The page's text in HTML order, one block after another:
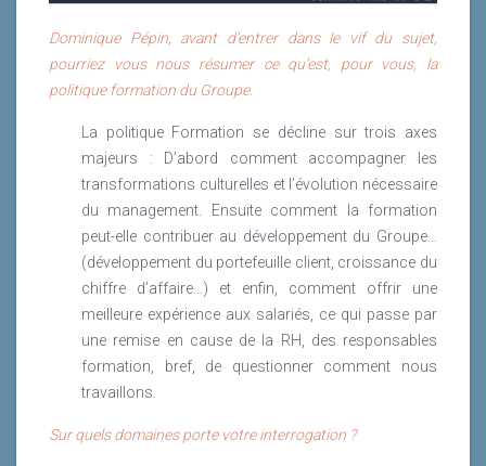
Le formateur est mort vive l’animateur
d’apprentissage !
Le formateur est mort vive l’animateur
d’apprentissage !
Les méthodes d’apprentissage traditionnelles font
face à de nombreuses limites … Les contenus
standardisés n’ont plus d’efficacité et les
apprenants se sentent de moins en moins
l’apprenant face à son développement de
Dominique Pépin, avant d’entrer dans le vif du sujet,
pourriez vous nous résumer ce qu’est, pour vous, la
politique formation du Groupe.
La politique Formation se décline sur trois axes
majeurs : D’abord comment accompagner les
transformations culturelles et l’évolution nécessaire
du management. Ensuite comment la formation
peut-elle contribuer au développement du Groupe…
(développement du portefeuille client, croissance du
chiffre d’affaire…) et enfin, comment offrir une
meilleure expérience aux salariés, ce qui passe par
une remise en cause de la RH, des responsables
formation, bref, de questionner comment nous
travaillons.
Sur quels domaines porte votre interrogation ?